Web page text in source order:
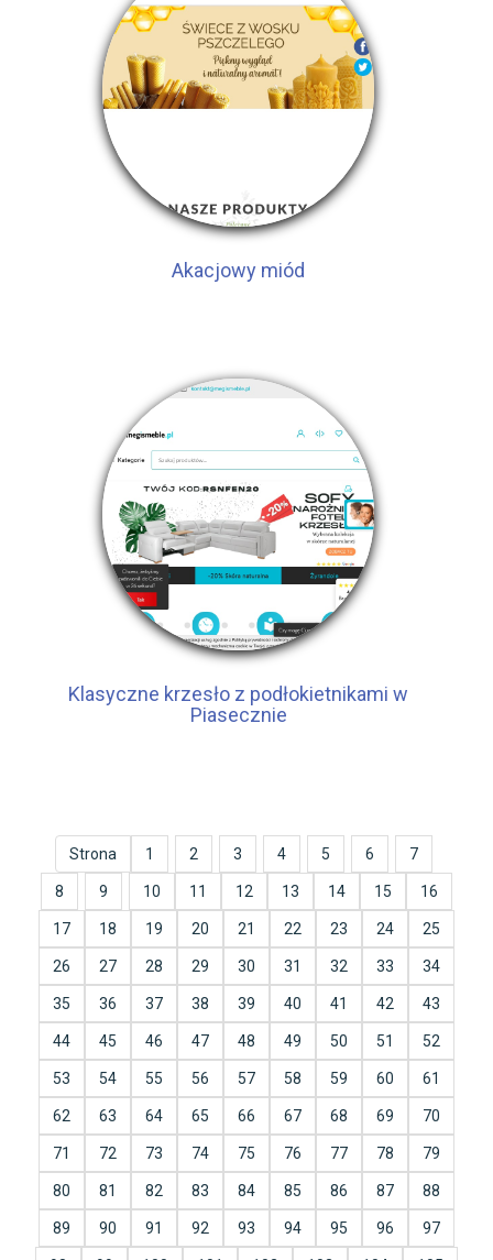
Akacjowy miód
Klasyczne krzesło z podłokietnikami w
Piasecznie
Strona 1 2 3 4 5 6 7
8 9 10 11 12 13 14 15 16
17 18 19 20 21 22 23 24 25
26 27 28 29 30 31 32 33 34
35 36 37 38 39 40 41 42 43
44 45 46 47 48 49 50 51 52
53 54 55 56 57 58 59 60 61
62 63 64 65 66 67 68 69 70
71 72 73 74 75 76 77 78 79
80 81 82 83 84 85 86 87 88
89 90 91 92 93 94 95 96 97